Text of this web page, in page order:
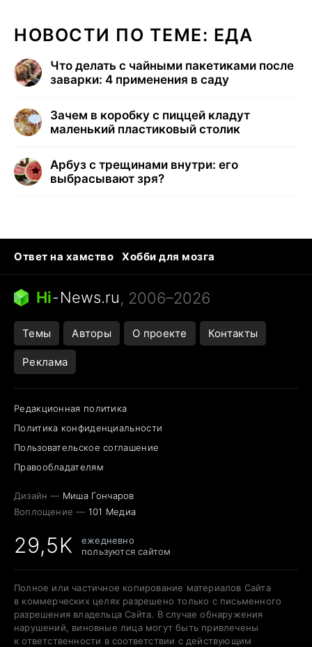
НОВОСТИ ПО ТЕМЕ: ЕДА
Что делать с чайными пакетиками после
заварки: 4 применения в саду
Зачем в коробку с пиццей кладут
маленький пластиковый столик
Арбуз с трещинами внутри: его
выбрасывают зря?
Ответ на хамство
Хобби для мозга
Бензин 100 и 95
Тунцы в океанариуме
Следующая пандемия
Hi-News.ru, 2006–2026
Темы Авторы О проекте Контакты
Реклама
Редакционная политика
Политика конфиденциальности
Пользовательское соглашение
Правообладателям
Дизайн — Миша Гончаров
Воплощение — 101 Медиа
29,5K
ежедневно
пользуются сайтом
Полное или частичное копирование материалов Сайта
в коммерческих целях разрешено только с письменного
разрешения владельца Сайта. В случае обнаружения
нарушений, виновные лица могут быть привлечены
к ответственности в соответствии с действующим